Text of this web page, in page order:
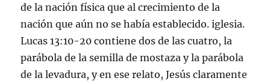
de la nación física que al crecimiento de la
nación que aún no se había establecido. iglesia.
Lucas 13:10-20 contiene dos de las cuatro, la
parábola de la semilla de mostaza y la parábola
de la levadura, y en ese relato, Jesús claramente